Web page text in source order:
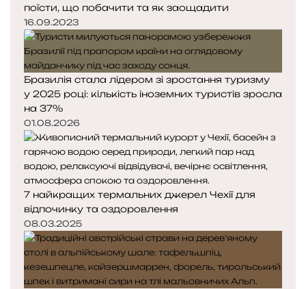
поїсти, що побачити та як заощадити
16.09.2023
Бразилія стала лідером зі зростання туризму
у 2025 році: кількість іноземних туристів зросла
на 37%
01.08.2026
7 найкращих термальних джерел Чехії для
відпочинку та оздоровлення
08.03.2025